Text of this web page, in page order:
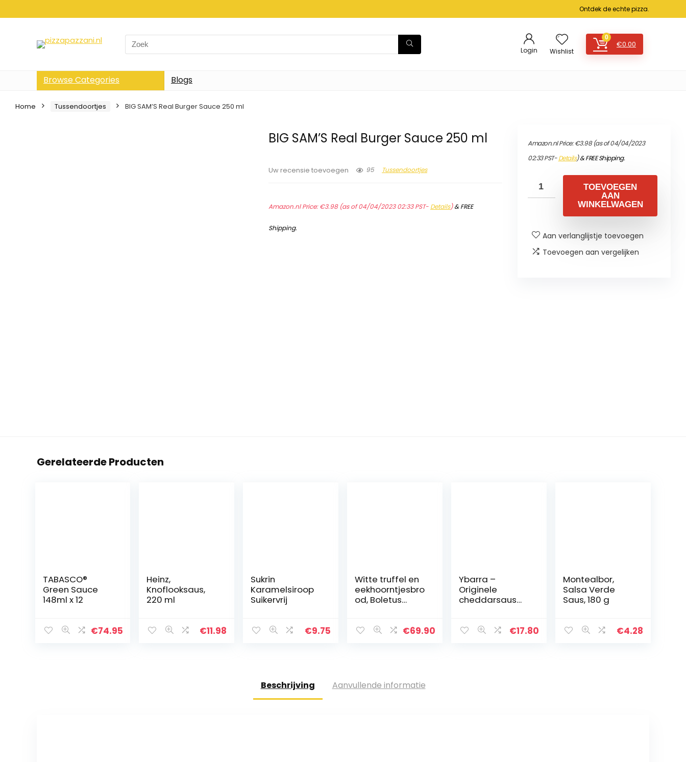
Ontdek de echte pizza.
Search
for:
Login Wishlist
0
€0.00
Browse Categories Blogs
Home Tussendoortjes BIG SAM’S Real Burger Sauce 250 ml
BIG SAM’S Real Burger Sauce 250 ml
Uw recensie toevoegen 95 Tussendoortjes
Amazon.nl Price:€3.98(as of 04/04/2023 02:33 PST- Details)&FREE
Shipping.
Amazon.nl Price:€3.98(as of 04/04/2023
02:33 PST-Details)&FREE Shipping.
TOEVOEGEN
AAN
WINKELWAGEN
Aan verlanglijstje toevoegen
Toevoegen aan vergelijken
Gerelateerde Producten
TABASCO®
Green Sauce
148ml x 12
€74.95
Heinz,
Knoflooksaus,
220 ml
€11.98
Sukrin
Karamelsiroop
Suikervrij
€9.75
Witte truffel en
eekhoorntjesbro
od, Boletus
truffle cream
€69.90
Ybarra –
Originele
cheddarsaus
smaak te
€17.80
Montealbor,
Salsa Verde
Saus, 180 g
€4.28
Beschrijving Aanvullende informatie